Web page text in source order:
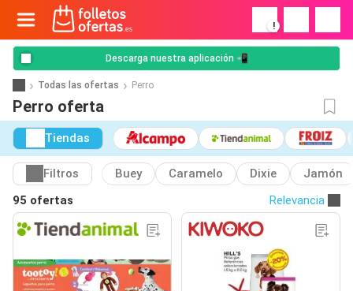
!
Descarga nuestra aplicación 📲
Todas las ofertas Perro
Perro oferta
Tiendas
Filtros Buey Caramelo Dixie
Jamón
95 ofertas
Relevancia